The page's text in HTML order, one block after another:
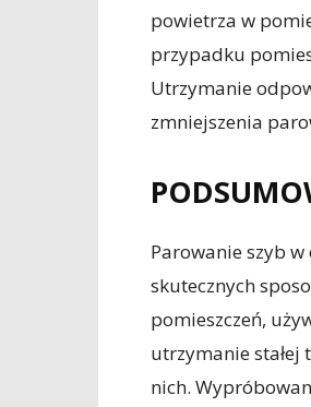
powietrza w
przypadku
Utrzymanie
zmniejszenia
Parowanie szyb
skutecznych
pomieszczeń,
utrzymanie
nich.